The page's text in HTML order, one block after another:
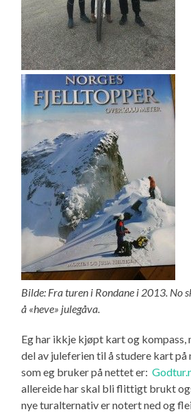
Bilde: Fra turen i Rondane i 2013. No
å «heve» julegåva.
Eg har ikkje kjøpt kart og kompass,
del av juleferien til å studere kart
som eg bruker på nettet er:
allereide har skal bli flittigt brukt
nye turalternativ er notert ned og